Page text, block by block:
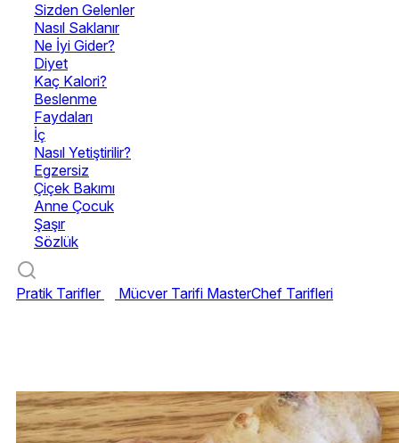
Sizden Gelenler
Nasıl Saklanır
Ne İyi Gider?
Diyet
Kaç Kalori?
Beslenme
Faydaları
İç
Nasıl Yetiştirilir?
Egzersiz
Çiçek Bakımı
Anne Çocuk
Şaşır
Sözlük
Pratik Tarifler Mücver Tarifi MasterChef Tarifleri